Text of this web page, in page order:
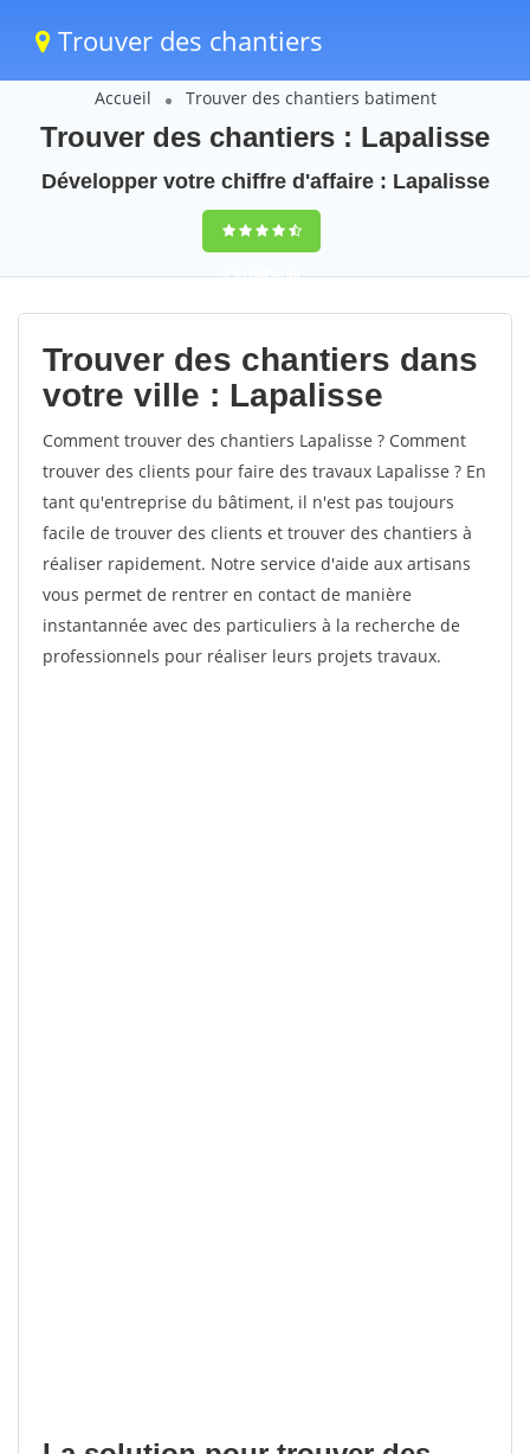
Trouver des chantiers
Accueil Trouver des chantiers batiment
Trouver des chantiers : Lapalisse
Développer votre chiffre d'affaire : Lapalisse
9,5(100%)50
votes
Trouver des chantiers dans
votre ville : Lapalisse
Comment trouver des chantiers Lapalisse ? Comment
trouver des clients pour faire des travaux Lapalisse ? En
tant qu'entreprise du bâtiment, il n'est pas toujours
facile de trouver des clients et trouver des chantiers à
réaliser rapidement. Notre service d'aide aux artisans
vous permet de rentrer en contact de manière
instantannée avec des particuliers à la recherche de
professionnels pour réaliser leurs projets travaux.